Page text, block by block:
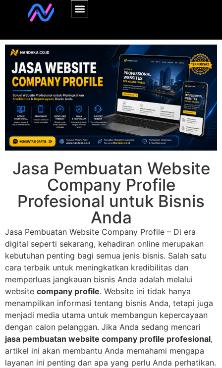
Jasa Pembuatan Website
Company Profile
Profesional untuk Bisnis
Anda
Jasa Pembuatan Website Company Profile – Di era
digital seperti sekarang, kehadiran online merupakan
kebutuhan penting bagi semua jenis bisnis. Salah satu
cara terbaik untuk meningkatkan kredibilitas dan
memperluas jangkauan bisnis Anda adalah melalui
website company profile. Website ini tidak hanya
menampilkan informasi tentang bisnis Anda, tetapi juga
menjadi media utama untuk membangun kepercayaan
dengan calon pelanggan. Jika Anda sedang mencari
jasa pembuatan website company profile profesional,
artikel ini akan membantu Anda memahami mengapa
layanan ini penting dan apa yang perlu Anda perhatikan.